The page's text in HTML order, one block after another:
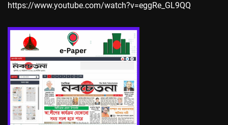
https://www.youtube.com/watch?v=eggRe_GL9QQ